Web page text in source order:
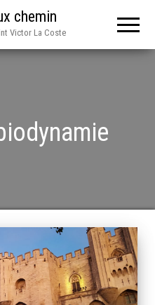
chemin
Victor La Coste